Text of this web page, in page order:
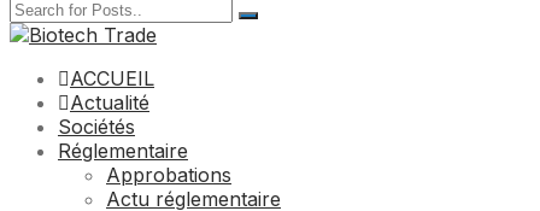
ACCUEIL
Actualité
Sociétés
Réglementaire
Approbations
Actu réglementaire